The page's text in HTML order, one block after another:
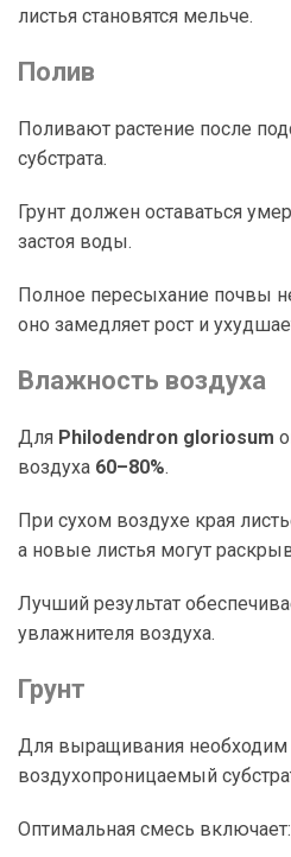
листья становятся мельче.
Полив
Поливают растение после
субстрата.
Грунт должен оставаться
застоя воды.
Полное пересыхание почвы
оно замедляет рост и
Влажность воздуха
Для Philodendron gloriosum
воздуха 60–80%.
При сухом воздухе края
а новые листья могут
Лучший результат
увлажнителя воздуха.
Грунт
Для выращивания
воздухопроницаемый
Оптимальная смесь включает: